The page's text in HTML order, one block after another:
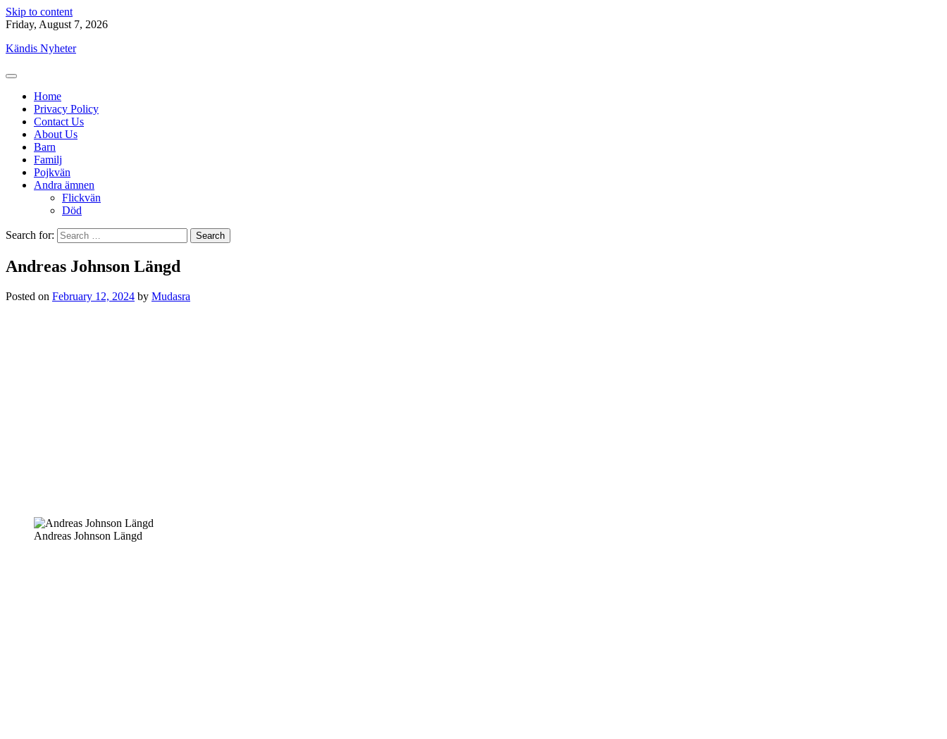
Skip to content
Friday, August 7, 2026
Kändis Nyheter
Home
Privacy Policy
Contact Us
About Us
Barn
Familj
Pojkvän
Andra ämnen
Flickvän
Död
Search for:
Andreas Johnson Längd
Posted on February 12, 2024 by Mudasra
Andreas Johnson Längd